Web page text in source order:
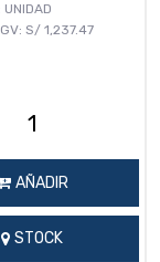
S/ 1,237.47
AÑADIR
STOCK